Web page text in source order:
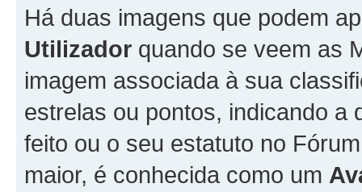
Há duas imagens que podem
Utilizador quando se veem as
imagem associada à sua
estrelas ou pontos, indicando a
feito ou o seu estatuto no
maior, é conhecida como um